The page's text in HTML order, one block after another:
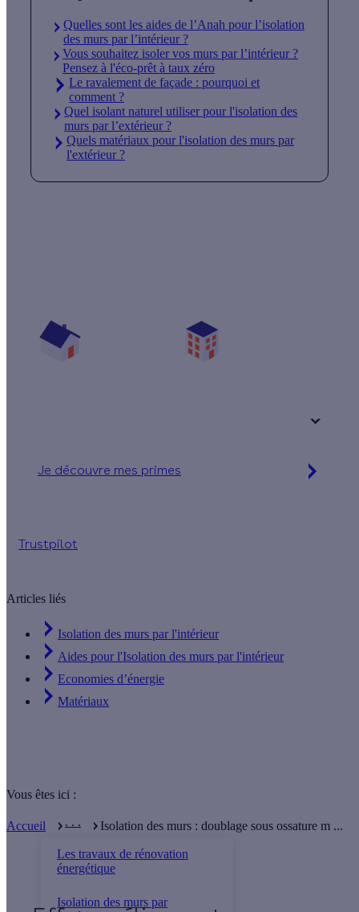
Quelles sont les aides de l’Anah pour l’isolation
des murs par l’intérieur ?
Vous souhaitez isoler vos murs par l’intérieur ?
Pensez à l'éco-prêt à taux zéro
Le ravalement de façade : pourquoi et
comment ?
Quel isolant naturel utiliser pour l'isolation des
murs par l’extérieur ?
Quels matériaux pour l'isolation des murs par
l'extérieur ?
Je découvre mes primes
Trustpilot
Articles liés
Isolation des murs par l'intérieur
Aides pour l'Isolation des murs par l'intérieur
Economies d’énergie
Matériaux
Vous êtes ici :
Accueil . . .
Les travaux de rénovation
énergétique
Isolation des murs par
Isolation des murs : doublage sous ossature m ...